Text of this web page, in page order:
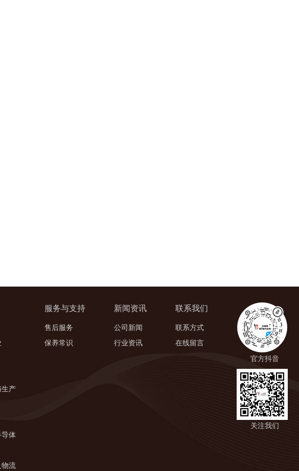
产
体
流
服务与支持
售后服务
保养常识
新闻资讯
公司新闻
行业资讯
联系我们
联系方式
在线留言
官方抖音
关注我们